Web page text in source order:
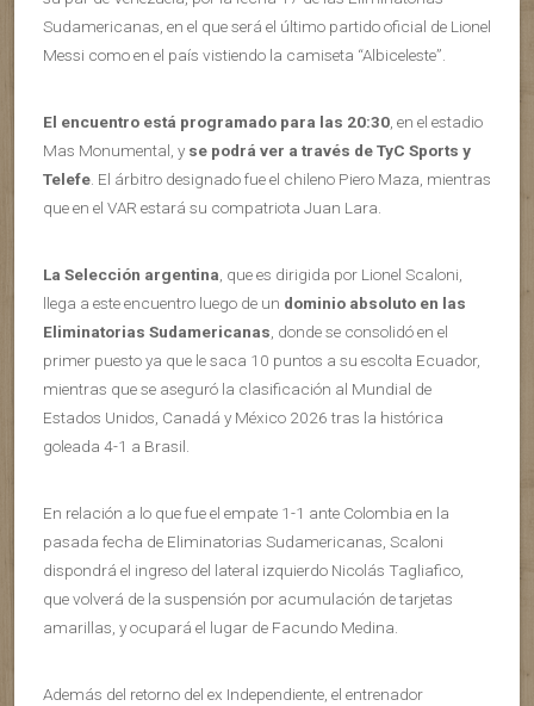
Sudamericanas, en el que será el último partido oficial de Lionel
Messi como en el país vistiendo la camiseta “Albiceleste”.
El encuentro está programado para las 20:30, en el estadio
Mas Monumental, y se podrá ver a través de TyC Sports y
Telefe. El árbitro designado fue el chileno Piero Maza, mientras
que en el VAR estará su compatriota Juan Lara.
La Selección argentina, que es dirigida por Lionel Scaloni,
llega a este encuentro luego de un dominio absoluto en las
Eliminatorias Sudamericanas, donde se consolidó en el
primer puesto ya que le saca 10 puntos a su escolta Ecuador,
mientras que se aseguró la clasificación al Mundial de
Estados Unidos, Canadá y México 2026 tras la histórica
goleada 4-1 a Brasil.
En relación a lo que fue el empate 1-1 ante Colombia en la
pasada fecha de Eliminatorias Sudamericanas, Scaloni
dispondrá el ingreso del lateral izquierdo Nicolás Tagliafico,
que volverá de la suspensión por acumulación de tarjetas
amarillas, y ocupará el lugar de Facundo Medina.
Además del retorno del ex Independiente, el entrenador